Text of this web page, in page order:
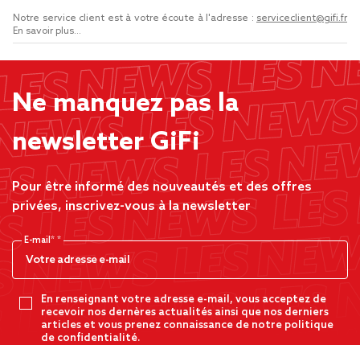
Notre service client est à votre écoute à l'adresse : serviceclient@gifi.fr
En savoir plus...
Ne manquez pas la
newsletter GiFi
Pour être informé des nouveautés et des offres
privées, inscrivez-vous à la newsletter
E-mail*
En renseignant votre adresse e-mail, vous acceptez de
recevoir nos dernères actualités ainsi que nos derniers
articles et vous prenez connaissance de notre politique
de confidentialité.